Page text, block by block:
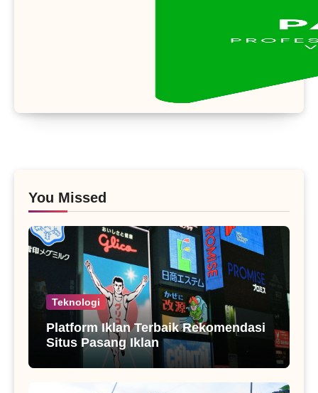
You Missed
Teknologi
Platform Iklan Terbaik Rekomendasi
Situs Pasang Iklan